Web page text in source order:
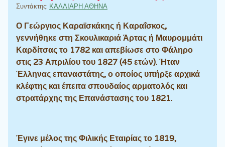
Συντάκτης: ΚΑΛΛΙΑΡΗ ΑΘΗΝΑ
Ο Γεώργιος Καραϊσκάκης ή Καραΐσκος,
γεννήθηκε στη Σκουλικαριά Άρτας ή Μαυρομμάτι
Καρδίτσας το 1782 και απεβίωσε στο Φάληρο
στις 23 Απριλίου του 1827 (45 ετών). Ήταν
Έλληνας επαναστάτης, ο οποίος υπήρξε αρχικά
κλέφτης και έπειτα σπουδαίος αρματολός και
στρατάρχης της Επανάστασης του 1821.
Έγινε μέλος της Φιλικής Εταιρίας το 1819,